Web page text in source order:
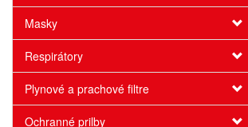
Masky
Respirátory
Plynové a prachové filtre
Ochranné prilby